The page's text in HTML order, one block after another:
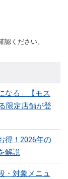
ください。
なる」【モス
限定店舗が登
得！2026年の
解説
・対象メニュ